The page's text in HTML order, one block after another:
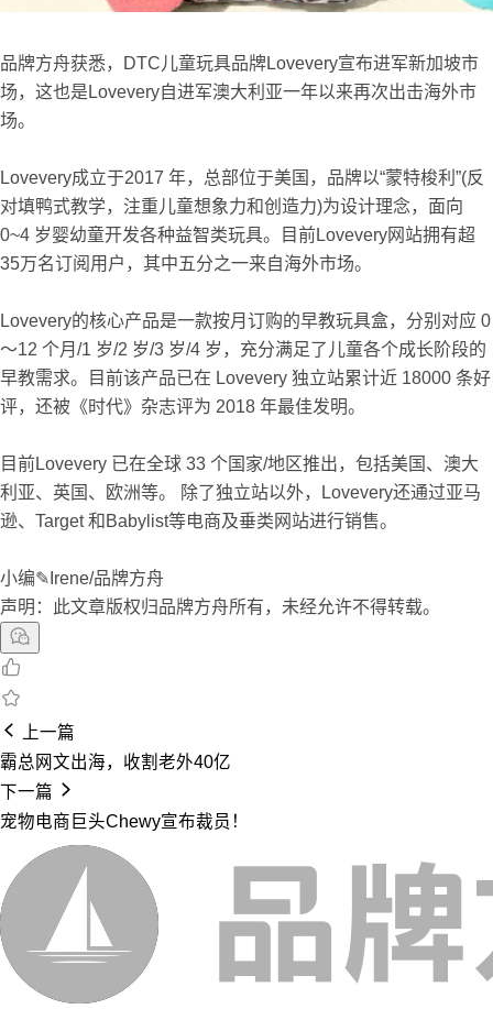
品牌方舟获悉，DTC儿童玩具品牌Lovevery宣布进军新加坡市
场，这也是Lovevery自进军澳大利亚一年以来再次出击海外市
场。
Lovevery成立于2017 年，总部位于美国，品牌以“蒙特梭利”(反
对填鸭式教学，注重儿童想象力和创造力)为设计理念，面向
0~4 岁婴幼童开发各种益智类玩具。目前Lovevery网站拥有超
35万名订阅用户，其中五分之一来自海外市场。
Lovevery的核心产品是一款按月订购的早教玩具盒，分别对应 0
～12 个月/1 岁/2 岁/3 岁/4 岁，充分满足了儿童各个成长阶段的
早教需求。目前该产品已在 Lovevery 独立站累计近 18000 条好
评，还被《时代》杂志评为 2018 年最佳发明。
目前Lovevery 已在全球 33 个国家/地区推出，包括美国、澳大
利亚、英国、欧洲等。 除了独立站以外，Lovevery还通过亚马
逊、Target 和Babylist等电商及垂类网站进行销售。
小编✎Irene/品牌方舟
声明：此文章版权归品牌方舟所有，未经允许不得转载。
上一篇
霸总网文出海，收割老外40亿
下一篇
宠物电商巨头Chewy宣布裁员！